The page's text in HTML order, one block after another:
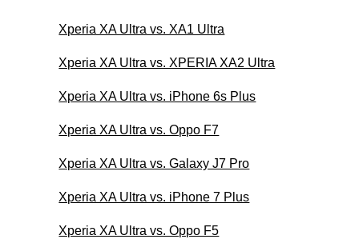
Xperia XA Ultra vs. XA1 Ultra
Xperia XA Ultra vs. XPERIA XA2 Ultra
Xperia XA Ultra vs. iPhone 6s Plus
Xperia XA Ultra vs. Oppo F7
Xperia XA Ultra vs. Galaxy J7 Pro
Xperia XA Ultra vs. iPhone 7 Plus
Xperia XA Ultra vs. Oppo F5